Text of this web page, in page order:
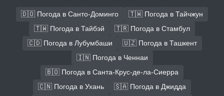
🇩🇴 Погода в Санто-Доминго
🇹🇼 Погода в Тайчжун
🇹🇼 Погода в Тайбэй
🇹🇷 Погода в Стамбул
🇨🇩 Погода в Лубумбаши
🇺🇿 Погода в Ташкент
🇮🇳 Погода в Ченнаи
🇧🇴 Погода в Санта-Крус-де-ла-Сиерра
🇨🇳 Погода в Ухань
🇸🇦 Погода в Джидда